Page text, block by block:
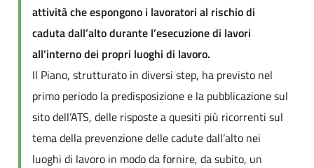
attività che espongono i lavoratori al rischio di
caduta dall’alto durante l’esecuzione di lavori
all’interno dei propri luoghi di lavoro.
Il Piano, strutturato in diversi step, ha previsto nel
primo periodo la predisposizione e la pubblicazione sul
sito dell’ATS, delle risposte a quesiti più ricorrenti sul
tema della prevenzione delle cadute dall’alto nei
luoghi di lavoro in modo da fornire, da subito, un